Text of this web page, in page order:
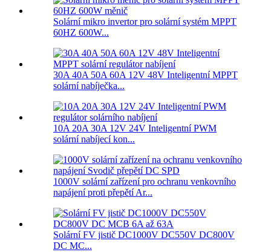
Solární mikro invertor pro solární systém MPPT
60HZ 600W...
30A 40A 50A 60A 12V 48V Inteligentní MPPT
solární nabíječka...
10A 20A 30A 12V 24V Inteligentní PWM
solární nabíjecí kon...
1000V solární zařízení pro ochranu venkovního
napájení proti přepětí Ar...
Solární FV jistič DC1000V DC550V DC800V
DC MC...